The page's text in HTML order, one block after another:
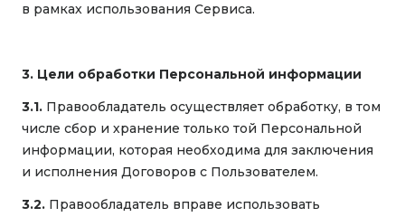
в рамках использования Сервиса.
3. Цели обработки Персональной информации
3.1. Правообладатель осуществляет обработку, в том
числе сбор и хранение только той Персональной
информации, которая необходима для заключения
и исполнения Договоров с Пользователем.
3.2. Правообладатель вправе использовать